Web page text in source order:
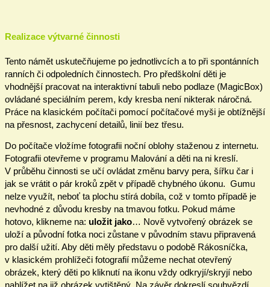
Realizace výtvarné činnosti
Tento námět uskutečňujeme po jednotlivcích a to při spontánních
ranních či odpoledních činnostech. Pro předškolní děti je
vhodnější pracovat na interaktivní tabuli nebo podlaze (MagicBox)
ovládané speciálním perem, kdy kresba není nikterak náročná.
Práce na klasickém počítači pomocí počítačové myši je obtížnější
na přesnost, zachycení detailů, linií bez třesu.
Do počítače vložíme fotografii noční oblohy staženou z internetu.
Fotografii otevřeme v programu Malování a děti na ni kreslí.
V průběhu činnosti se učí ovládat změnu barvy pera, šířku čar i
jak se vrátit o pár kroků zpět v případě chybného úkonu. Gumu
nelze využít, neboť ta plochu stírá dobíla, což v tomto případě je
nevhodné z důvodu kresby na tmavou fotku. Pokud máme
hotovo, klikneme na: uložit jako… Nově vytvořený obrázek se
uloží a původní fotka noci zůstane v původním stavu připravená
pro další užití. Aby děti měly představu o podobě Rákosníčka,
v klasickém prohlížeči fotografií můžeme nechat otevřený
obrázek, který děti po kliknutí na ikonu vždy odkryjí/skryjí nebo